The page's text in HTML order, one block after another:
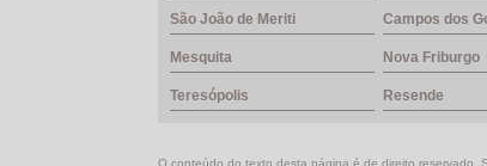
São João de Meriti Campos dos
Mesquita Nova Friburgo
Teresópolis Resende
O conteúdo do texto desta página é de direito reservado.